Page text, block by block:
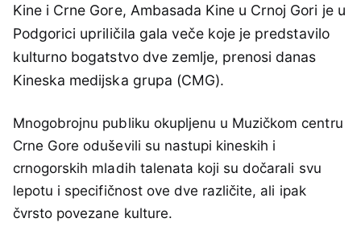
Kine i Crne Gore, Ambasada Kine u Crnoj Gori je u
Podgorici upriličila gala veče koje je predstavilo
kulturno bogatstvo dve zemlje, prenosi danas
Kineska medijska grupa (CMG).
Mnogobrojnu publiku okupljenu u Muzičkom centru
Crne Gore oduševili su nastupi kineskih i
crnogorskih mladih talenata koji su dočarali svu
lepotu i specifičnost ove dve različite, ali ipak
čvrsto povezane kulture.